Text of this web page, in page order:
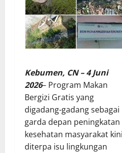
Kebumen, CN – 4 Juni
2026– Program Makan
Bergizi Gratis yang
digadang-gadang sebagai
garda depan peningkatan
kesehatan masyarakat kini
diterpa isu lingkungan